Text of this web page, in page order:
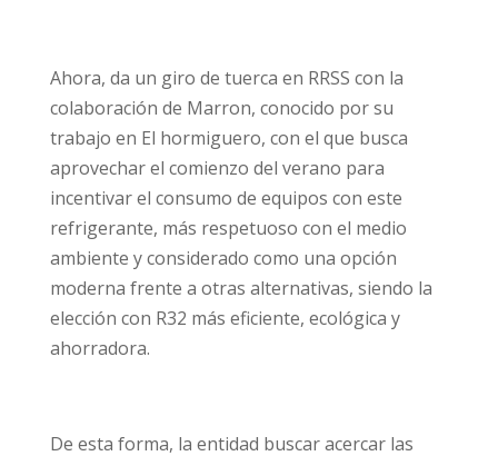
Ahora, da un giro de tuerca en RRSS con la
colaboración de Marron, conocido por su
trabajo en El hormiguero, con el que busca
aprovechar el comienzo del verano para
incentivar el consumo de equipos con este
refrigerante, más respetuoso con el medio
ambiente y considerado como una opción
moderna frente a otras alternativas, siendo la
elección con R32 más eficiente, ecológica y
ahorradora.
De esta forma, la entidad buscar acercar las